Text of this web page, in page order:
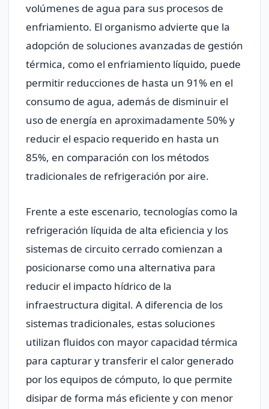
volúmenes de agua para sus procesos de
enfriamiento. El organismo advierte que la
adopción de soluciones avanzadas de gestión
térmica, como el enfriamiento líquido, puede
permitir reducciones de hasta un 91% en el
consumo de agua, además de disminuir el
uso de energía en aproximadamente 50% y
reducir el espacio requerido en hasta un
85%, en comparación con los métodos
tradicionales de refrigeración por aire.
Frente a este escenario, tecnologías como la
refrigeración líquida de alta eficiencia y los
sistemas de circuito cerrado comienzan a
posicionarse como una alternativa para
reducir el impacto hídrico de la
infraestructura digital. A diferencia de los
sistemas tradicionales, estas soluciones
utilizan fluidos con mayor capacidad térmica
para capturar y transferir el calor generado
por los equipos de cómputo, lo que permite
disipar de forma más eficiente y con menor